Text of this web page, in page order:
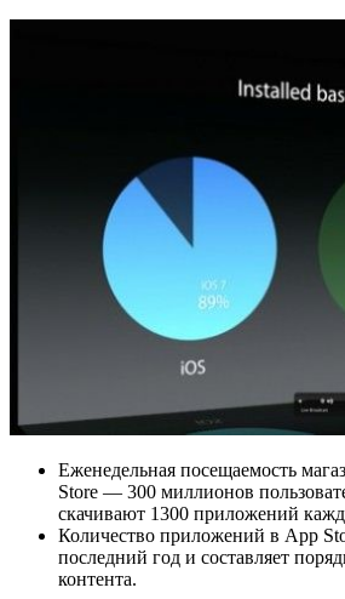
Еженедельная посещаемость
Store — 300 миллионов
скачивают 1300 приложений
Количество приложений в App
последний год и составляет
контента.